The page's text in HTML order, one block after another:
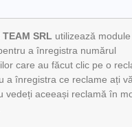
TEAM SRL utilizează module
a înregistra numărul
care au făcut clic pe o
a înregistra ce reclame ați
vedeți aceeași reclamă în